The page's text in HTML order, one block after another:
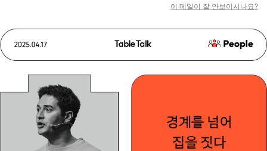
이 메일이 잘 안보이시나요?